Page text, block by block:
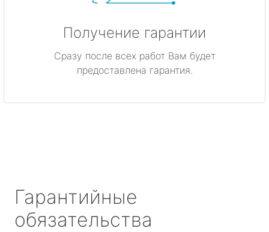
Получение гарантии
Сразу после всех работ Вам будет
предоставлена гарантия.
Гарантийные
обязательства